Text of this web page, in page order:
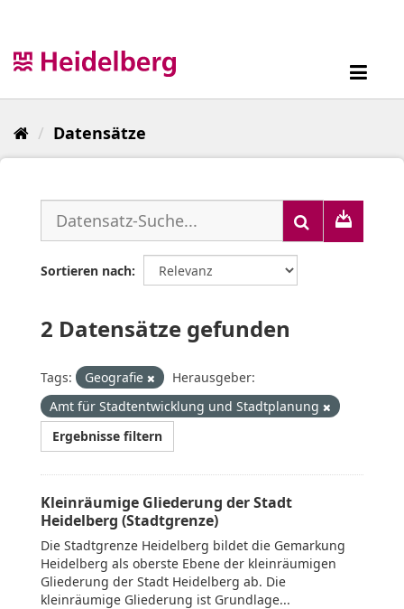
Datensätze
Sortieren nach
2 Datensätze gefunden
Tags: Geografie
Herausgeber:
Amt für Stadtentwicklung und Stadtplanung
Ergebnisse filtern
Kleinräumige Gliederung der Stadt
Heidelberg (Stadtgrenze)
Die Stadtgrenze Heidelberg bildet die Gemarkung
Heidelberg als oberste Ebene der kleinräumigen
Gliederung der Stadt Heidelberg ab. Die
kleinräumige Gliederung ist Grundlage...